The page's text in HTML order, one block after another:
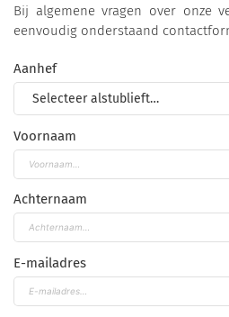
Bij algemene vragen over onze
eenvoudig onderstaand
Aanhef
Voornaam
Achternaam
E-mailadres